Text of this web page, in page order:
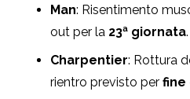
Man: Risentimento
out per la 23ª giornata.
Charpentier: Rottura
rientro previsto per fine